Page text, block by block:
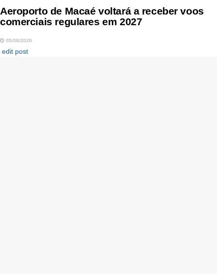
Aeroporto de Macaé voltará a receber voos
comerciais regulares em 2027
05/08/2026
edit post